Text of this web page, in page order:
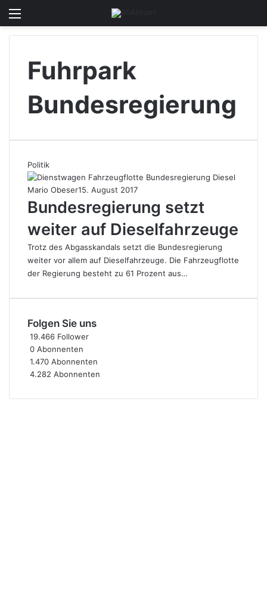
Fuhrpark
Bundesregierung
Politik
Mario Obeser15. August 2017
Bundesregierung setzt
weiter auf Dieselfahrzeuge
Trotz des Abgasskandals setzt die Bundesregierung
weiter vor allem auf Dieselfahrzeuge. Die Fahrzeugflotte
der Regierung besteht zu 61 Prozent aus…
Folgen Sie uns
19.466 Follower
0 Abonnenten
1.470 Abonnenten
4.282 Abonnenten